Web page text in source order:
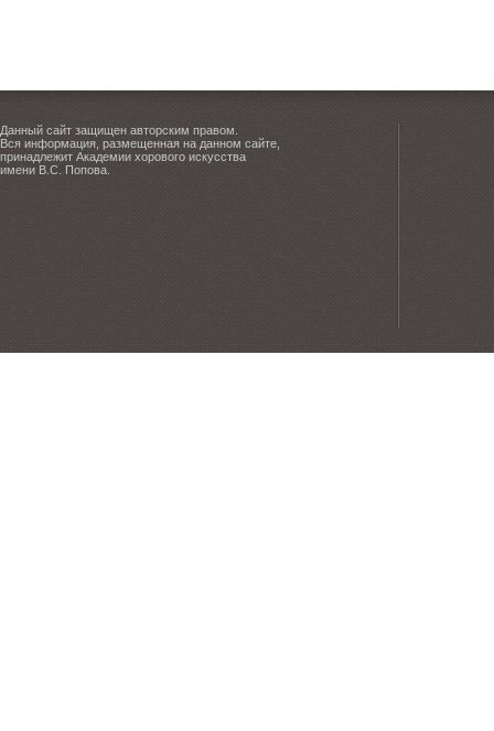
Данный сайт защищен авторским правом.
Вся информация, размещенная на данном сайте,
принадлежит Академии хорового искусства
имени В.С. Попова.